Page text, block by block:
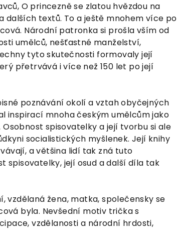
O princezně se zlatou hvězdou na
dalších textů. To a ještě mnohem více po
Národní patronka si prošla vším od
umělců, nešťastné manželství,
tyto skutečnosti formovaly její
přetrvává i více než 150 let po její
poznávání okolí a vztah obyčejných
inspirací mnoha českým umělcům jako
spisovatelky a její tvorbu si ale
socialistických myšlenek. Její knihy
a většina lidí tak zná tuto
spisovatelky, její osud a další díla tak
žena, matka, společensky se
byla. Nevšední motiv trička s
vzdělanosti a národní hrdosti,